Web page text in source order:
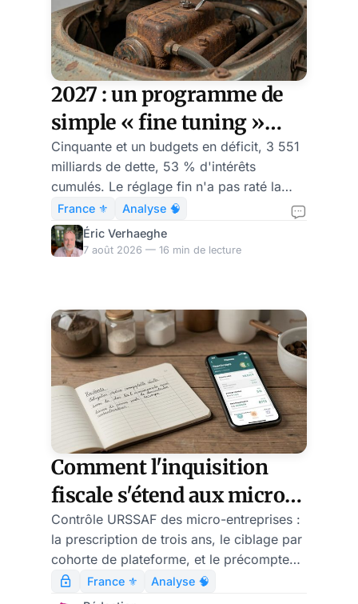
économique
suffira-
t-
il
à
relever
la
?
réglage
fin
n'a
pas
raté
trajectoire
française
:
il
est
la
trajectoire.
2027 : un programme de
simple « fine tuning »
socio-économique
suffira-t-il à relever la
France ?
Cinquante et un budgets en déficit, 3 551
milliards de dette, 53 % d'intérêts
cumulés. Le réglage fin n'a pas raté la
trajectoire française : il est la trajectoire.
France ⚜️
Analyse 🧠
Éric Verhaeghe
7 août 2026 — 16 min de lecture
Comment l'inquisition
fiscale s'étend aux micro-
entrepreneurs
Contrôle URSSAF des micro-entreprises :
la prescription de trois ans, le ciblage par
cohorte de plateforme, et le précompte
obligatoire au 1er janvier 2027.
France ⚜️
Analyse 🧠